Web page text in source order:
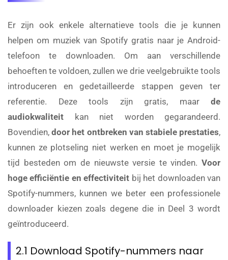
Er zijn ook enkele alternatieve tools die je kunnen
helpen om muziek van Spotify gratis naar je Android-
telefoon te downloaden. Om aan verschillende
behoeften te voldoen, zullen we drie veelgebruikte tools
introduceren en gedetailleerde stappen geven ter
referentie. Deze tools zijn gratis, maar de
audiokwaliteit kan niet worden gegarandeerd.
Bovendien,door het ontbreken van stabiele prestaties,
kunnen ze plotseling niet werken en moet je mogelijk
tijd besteden om de nieuwste versie te vinden. Voor
hoge efficiëntie en effectiviteit bij het downloaden van
Spotify-nummers, kunnen we beter een professionele
downloader kiezen zoals degene die in Deel 3 wordt
geïntroduceerd.
2.1 Download Spotify-nummers naar